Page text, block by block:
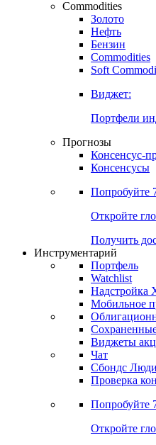
Commodities
Золото
Нефть
Бензин
Commodities
Soft
Виджет:
Портфели
Прогнозы
Консенсус-
Консенсусы
Попробуйте
Откройте
Получить
Инструментарий
Портфель
Watchlist
Надстройка
Мобильное
Виджеты
Чат
Сбондс Люди
Проверка
Попробуйте
Откройте